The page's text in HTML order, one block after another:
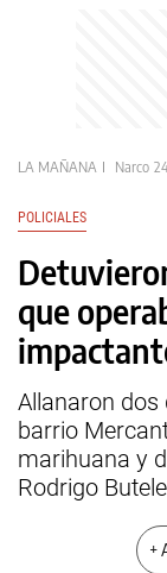
LA MAÑANA Narco
POLICIALES
que
Allanaron dos
barrio
marihuana y
Rodrigo
+